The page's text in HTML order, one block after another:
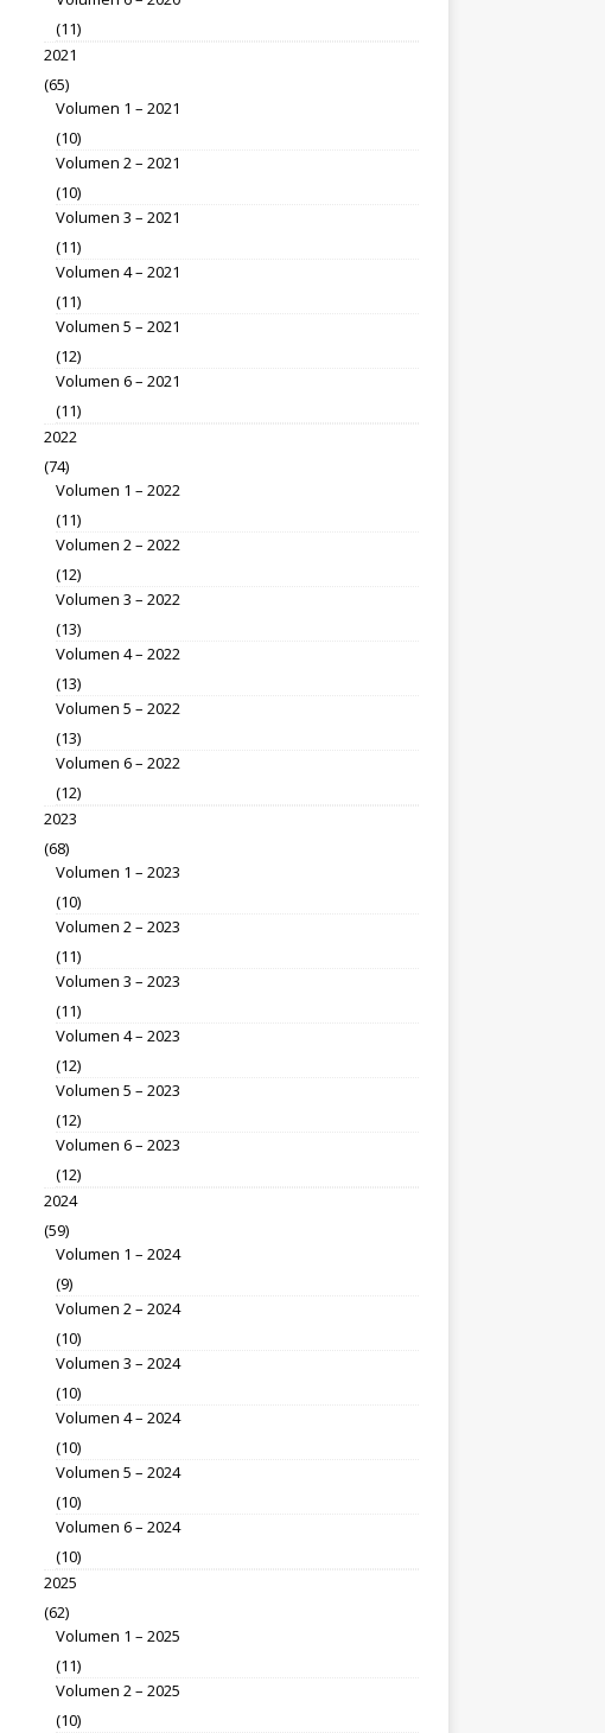
(11)
2021
(65)
Volumen 1 – 2021
(10)
Volumen 2 – 2021
(10)
Volumen 3 – 2021
(11)
Volumen 4 – 2021
(11)
Volumen 5 – 2021
(12)
Volumen 6 – 2021
(11)
2022
(74)
Volumen 1 – 2022
(11)
Volumen 2 – 2022
(12)
Volumen 3 – 2022
(13)
Volumen 4 – 2022
(13)
Volumen 5 – 2022
(13)
Volumen 6 – 2022
(12)
2023
(68)
Volumen 1 – 2023
(10)
Volumen 2 – 2023
(11)
Volumen 3 – 2023
(11)
Volumen 4 – 2023
(12)
Volumen 5 – 2023
(12)
Volumen 6 – 2023
(12)
2024
(59)
Volumen 1 – 2024
(9)
Volumen 2 – 2024
(10)
Volumen 3 – 2024
(10)
Volumen 4 – 2024
(10)
Volumen 5 – 2024
(10)
Volumen 6 – 2024
(10)
2025
(62)
Volumen 1 – 2025
(11)
Volumen 2 – 2025
(10)